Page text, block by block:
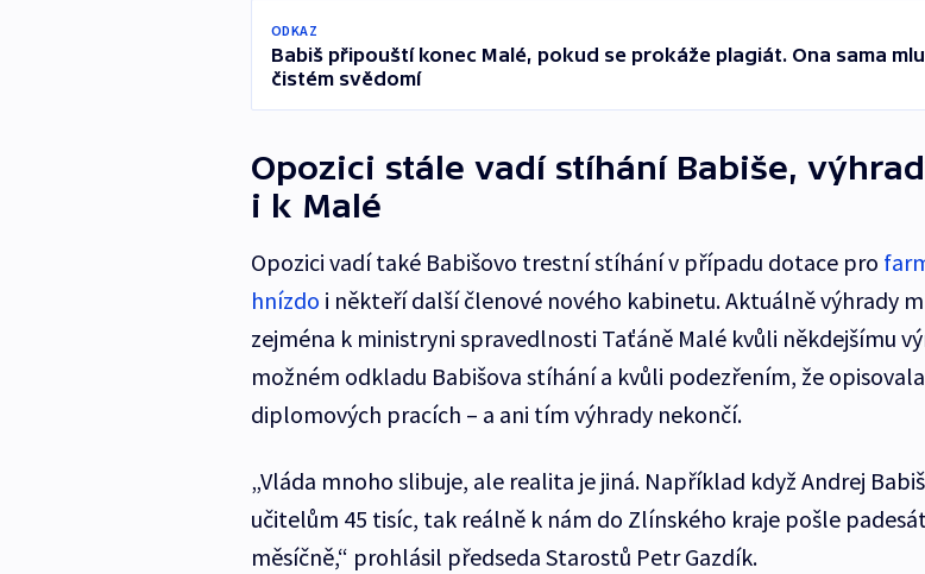
ODKAZ
Babiš připouští konec Malé, pokud se prokáže plagiát. Ona sama
čistém svědomí
Opozici stále vadí stíhání Babiše,
i k Malé
Opozici vadí také Babišovo trestní stíhání v případu dotace pro
hnízdo i někteří další členové nového kabinetu. Aktuálně výhrady
zejména k ministryni spravedlnosti Taťáně Malé kvůli někdejšímu
možném odkladu Babišova stíhání a kvůli podezřením, že
diplomových pracích – a ani tím výhrady nekončí.
„Vláda mnoho slibuje, ale realita je jiná. Například když Andrej
učitelům 45 tisíc, tak reálně k nám do Zlínského kraje pošle
měsíčně,“ prohlásil předseda Starostů Petr Gazdík.